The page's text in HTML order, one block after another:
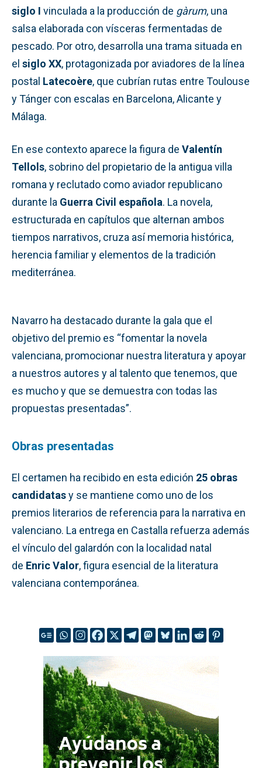
siglo I vinculada a la producción de gàrum, una
salsa elaborada con vísceras fermentadas de
pescado. Por otro, desarrolla una trama situada en
el siglo XX, protagonizada por aviadores de la línea
postal Latecoère, que cubrían rutas entre Toulouse
y Tánger con escalas en Barcelona, Alicante y
Málaga.
En ese contexto aparece la figura de Valentín
Tellols, sobrino del propietario de la antigua villa
romana y reclutado como aviador republicano
durante la Guerra Civil española. La novela,
estructurada en capítulos que alternan ambos
tiempos narrativos, cruza así memoria histórica,
herencia familiar y elementos de la tradición
mediterránea.
Navarro ha destacado durante la gala que el
objetivo del premio es “fomentar la novela
valenciana, promocionar nuestra literatura y apoyar
a nuestros autores y al talento que tenemos, que
es mucho y que se demuestra con todas las
propuestas presentadas”.
Obras presentadas
El certamen ha recibido en esta edición 25 obras
candidatasy se mantiene como uno de los
premios literarios de referencia para la narrativa en
valenciano. La entrega en Castalla refuerza además
el vínculo del galardón con la localidad natal
de Enric Valor, figura esencial de la literatura
valenciana contemporánea.